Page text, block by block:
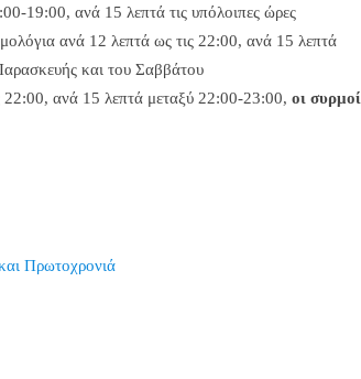
19:00, ανά 15 λεπτά τις υπόλοιπες ώρες
ανά 12 λεπτά ως τις 22:00, ανά 15 λεπτά
και του Σαββάτου
22:00, ανά 15 λεπτά μεταξύ 22:00-23:00, οι συρμοί
Πρωτοχρονιά